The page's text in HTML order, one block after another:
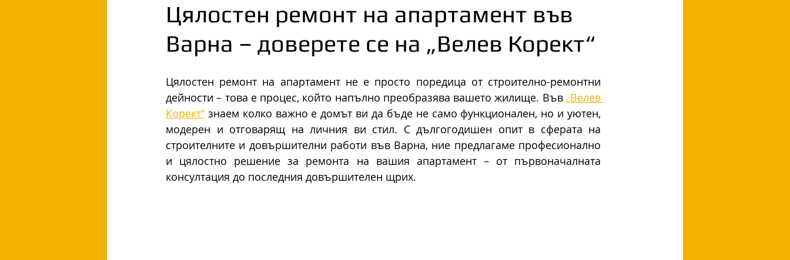
Цялостен ремонт на апартамент във
Варна – доверете се на „Велев Корект“
Цялостен ремонт на апартамент не е просто поредица от строително-ремонтни
дейности – това е процес, който напълно преобразява вашето жилище. Във „Велев
Корект“ знаем колко важно е домът ви да бъде не само функционален, но и уютен,
модерен и отговарящ на личния ви стил. С дългогодишен опит в сферата на
строителните и довършителни работи във Варна, ние предлагаме професионално
и цялостно решение за ремонта на вашия апартамент – от първоначалната
консултация до последния довършителен щрих.